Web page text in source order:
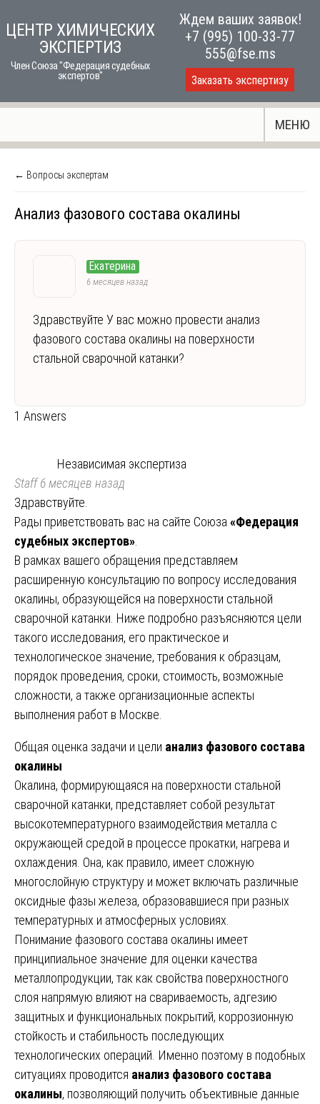
toЦЕНТР ХИМИЧЕСКИХ
ЭКСПЕРТИЗ
Член Союза "Федерация судебных
экспертов"
Ждем ваших заявок!
+7 (995) 100-33-77
555@fse.ms
Заказать экспертизу
МЕНЮ
← Вопросы экспертам
Анализ фазового состава окалины
Екатерина
6 месяцев назад
Здравствуйте У вас можно провести анализ
фазового состава окалины на поверхности
стальной сварочной катанки?
1 Answers
Независимая экспертиза
Staff6 месяцев назад
Здравствуйте.
Рады приветствовать вас на сайте Союза «Федерация
судебных экспертов»
В рамках вашего обращения представляем
расширенную консультацию по вопросу исследования
окалины, образующейся на поверхности стальной
сварочной катанки. Ниже подробно разъясняются цели
такого исследования, его практическое и
технологическое значение, требования к образцам,
порядок проведения, сроки, стоимость, возможные
сложности, а также организационные аспекты
выполнения работ в Москве.
Общая оценка задачи и цели анализ фазового состава
окалины
Окалина, формирующаяся на поверхности стальной
сварочной катанки, представляет собой результат
высокотемпературного взаимодействия металла с
окружающей средой в процессе прокатки, нагрева и
охлаждения. Она, как правило, имеет сложную
многослойную структуру и может включать различные
оксидные фазы железа, образовавшиеся при разных
температурных и атмосферных условиях.
Понимание фазового состава окалины имеет
принципиальное значение для оценки качества
металлопродукции, так как свойства поверхностного
слоя напрямую влияют на свариваемость, адгезию
защитных и функциональных покрытий, коррозионную
стойкость и стабильность последующих
технологических операций. Именно поэтому в подобных
ситуациях проводится анализ фазового состава
окалины, позволяющий получить объективные данные